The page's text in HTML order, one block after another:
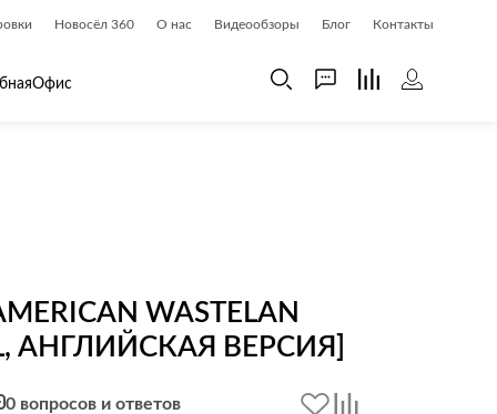
Новосёл 360 О нас Видеообзоры Блог Контакты
Офис
Книжные шкафы и библиотеки
Шкафы навесные
WASTELAN
АНГЛИЙСКАЯ ВЕРСИЯ]
0 вопросов и ответов